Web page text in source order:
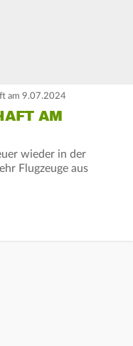
am 9.07.2024
AM
wieder in der
Flugzeuge aus